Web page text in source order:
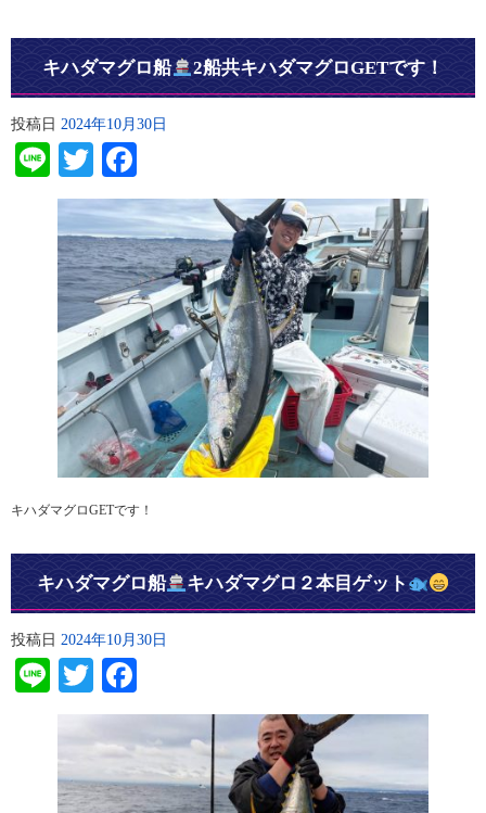
キハダマグロ船 2船共キハダマグロGETです！
投稿日 2024年10月30日
LineTwitter
キハダマグロGETです！
キハダマグロ船 キハダマグロ２本目ゲット
投稿日 2024年10月30日
LineTwitter